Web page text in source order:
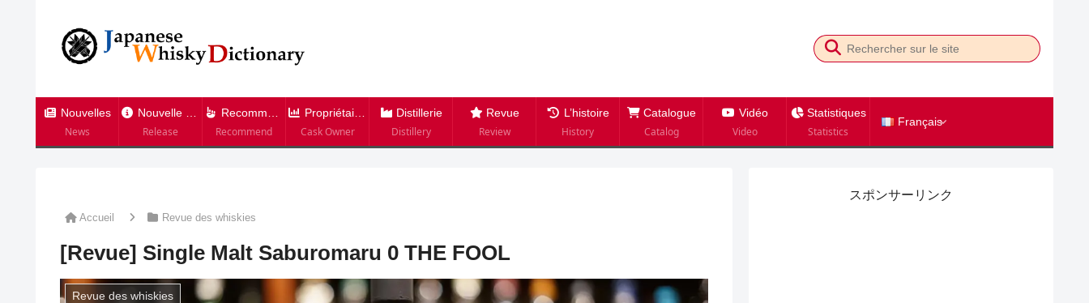
Nouvelles
News
Nouvelle version
Release
Recommandation
Recommend
Propriétaire de tonneau
Cask Owner
Distillerie
Distillery
Revue
Review
L’histoire
History
Catalogue
Catalog
Vidéo
Video
Statistiques
Statistics
Français
Accueil Revue des whiskies
[Revue] Single Malt Saburomaru 0 THE FOOL
Revue des whiskies
スポンサーリンク